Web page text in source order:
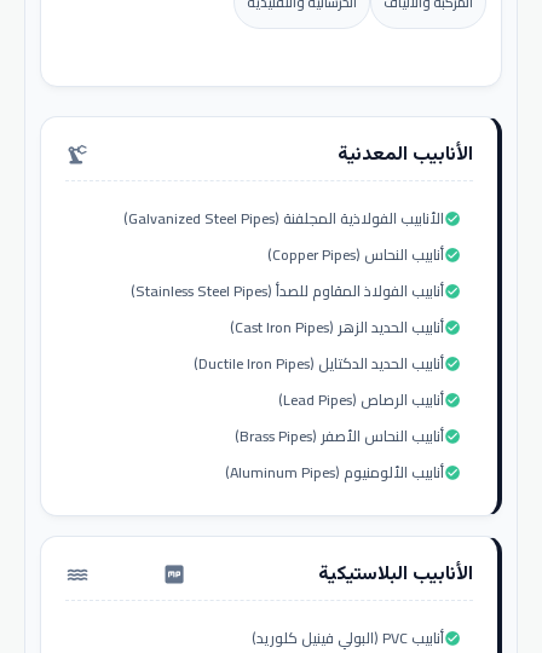
الأنابيب المعدنية precision_manufacturing
الأنابيب الفولاذية المجلفنة (Galvanized Steel Pipes)check_circle
أنابيب النحاس (Copper Pipes)check_circle
أنابيب الفولاذ المقاوم للصدأ (Stainless Steel Pipes)check_circle
أنابيب الحديد الزهر (Cast Iron Pipes)check_circle
أنابيب الحديد الدكتايل (Ductile Iron Pipes)check_circle
أنابيب الرصاص (Lead Pipes)check_circle
أنابيب النحاس الأصفر (Brass Pipes)check_circle
أنابيب الألومنيوم (Aluminum Pipes)check_circle
الأنابيب البلاستيكية water_pump
أنابيب PVC (البولي فينيل كلوريد)check_circle